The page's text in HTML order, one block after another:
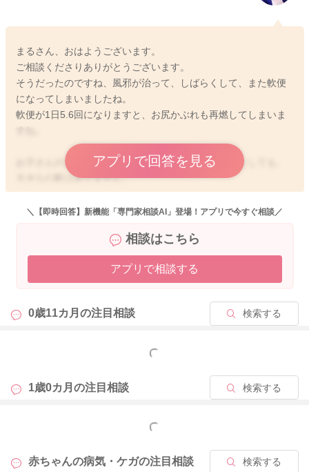
まるさん、おはようございます。
ご相談くださりありがとうございます。
そうだったのですね、風邪が治って、しばらくして、また軟便
になってしまいましたね。
軟便が1日5.6回になりますと、お尻かぶれも再燃してしまいま
お子さんのご様子が、元気であれば、軟便があったとしても、
大きな心配はありません。
残念ながら、理由を明確にすることは難しいです。乳幼児期は
ちょっとしたことで、腸内環境も変化しますし、一度変化した
とは言え、夜間の排便で寝付きずらいのは心配と思います。
便を止めるような薬を使うことはあまりありませんが、腸内環
受診なされると良いでしょう。よろしくお願いします🙇
アプリで回答を見る
＼【即時回答】新機能「専門家相談AI」登場！アプリで今すぐ相談／
相談はこちら
アプリで相談する
0歳11カ月の注目相談 検索する
もっと見る
1歳0カ月の注目相談 検索する
もっと見る
赤ちゃんの病気・ケガの注目相談 検索する